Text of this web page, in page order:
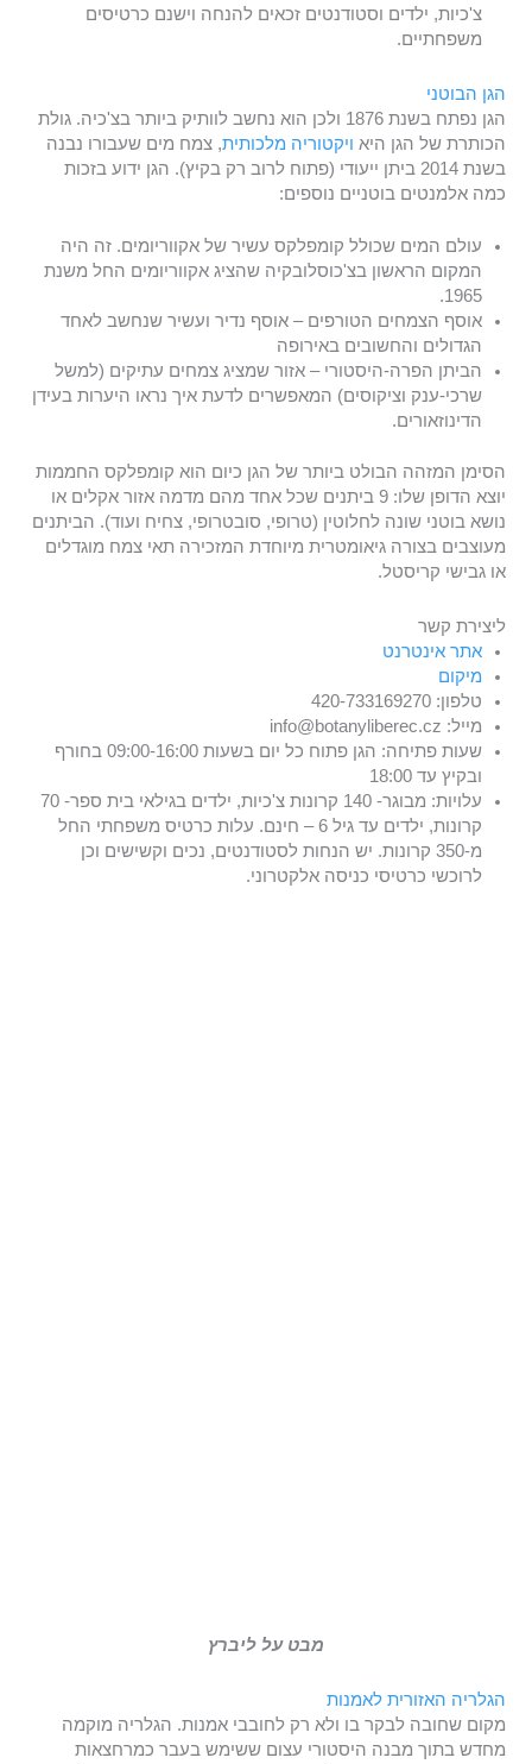
צ'כיות, ילדים וסטודנטים זכאים להנחה וישנם כרטיסים
משפחתיים.
הגן הבוטני
הגן נפתח בשנת 1876 ולכן הוא נחשב לוותיק ביותר בצ'כיה. גולת
הכותרת של הגן היא ויקטוריה מלכותית, צמח מים שעבורו נבנה
בשנת 2014 ביתן ייעודי (פתוח לרוב רק בקיץ). הגן ידוע בזכות
כמה אלמנטים בוטניים נוספים:
עולם המים שכולל קומפלקס עשיר של אקווריומים. זה היה
המקום הראשון בצ'כוסלובקיה שהציג אקווריומים החל משנת
1965.
אוסף הצמחים הטורפים – אוסף נדיר ועשיר שנחשב לאחד
הגדולים והחשובים באירופה
הביתן הפרה-היסטורי – אזור שמציג צמחים עתיקים (למשל
שרכי-ענק וציקוסים) המאפשרים לדעת איך נראו היערות בעידן
הדינוזאורים.
הסימן המזהה הבולט ביותר של הגן כיום הוא קומפלקס החממות
יוצא הדופן שלו: 9 ביתנים שכל אחד מהם מדמה אזור אקלים או
נושא בוטני שונה לחלוטין (טרופי, סובטרופי, צחיח ועוד). הביתנים
מעוצבים בצורה גיאומטרית מיוחדת המזכירה תאי צמח מוגדלים
או גבישי קריסטל.
ליצירת קשר
אתר אינטרנט
מיקום
טלפון: 420-733169270
מייל: info@botanyliberec.cz
שעות פתיחה: הגן פתוח כל יום בשעות 09:00-16:00 בחורף
ובקיץ עד 18:00
עלויות: מבוגר- 140 קרונות צ'כיות, ילדים בגילאי בית ספר- 70
קרונות, ילדים עד גיל 6 – חינם. עלות כרטיס משפחתי החל
מ-350 קרונות. יש הנחות לסטודנטים, נכים וקשישים וכן
לרוכשי כרטיסי כניסה אלקטרוני.
מבט על ליברץ
הגלריה האזורית לאמנות
מקום שחובה לבקר בו ולא רק לחובבי אמנות. הגלריה מוקמה
מחדש בתוך מבנה היסטורי עצום ששימש בעבר כמרחצאות